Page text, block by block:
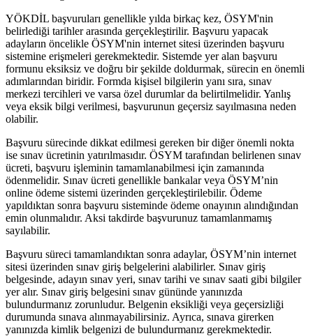
YÖKDİL başvuruları genellikle yılda birkaç kez, ÖSYM'nin
belirlediği tarihler arasında gerçekleştirilir. Başvuru yapacak
adayların öncelikle ÖSYM'nin internet sitesi üzerinden başvuru
sistemine erişmeleri gerekmektedir. Sistemde yer alan başvuru
formunu eksiksiz ve doğru bir şekilde doldurmak, sürecin en önemli
adımlarından biridir. Formda kişisel bilgilerin yanı sıra, sınav
merkezi tercihleri ve varsa özel durumlar da belirtilmelidir. Yanlış
veya eksik bilgi verilmesi, başvurunun geçersiz sayılmasına neden
olabilir.
Başvuru sürecinde dikkat edilmesi gereken bir diğer önemli nokta
ise sınav ücretinin yatırılmasıdır. ÖSYM tarafından belirlenen sınav
ücreti, başvuru işleminin tamamlanabilmesi için zamanında
ödenmelidir. Sınav ücreti genellikle bankalar veya ÖSYM’nin
online ödeme sistemi üzerinden gerçekleştirilebilir. Ödeme
yapıldıktan sonra başvuru sisteminde ödeme onayının alındığından
emin olunmalıdır. Aksi takdirde başvurunuz tamamlanmamış
sayılabilir.
Başvuru süreci tamamlandıktan sonra adaylar, ÖSYM’nin internet
sitesi üzerinden sınav giriş belgelerini alabilirler. Sınav giriş
belgesinde, adayın sınav yeri, sınav tarihi ve sınav saati gibi bilgiler
yer alır. Sınav giriş belgesini sınav gününde yanınızda
bulundurmanız zorunludur. Belgenin eksikliği veya geçersizliği
durumunda sınava alınmayabilirsiniz. Ayrıca, sınava girerken
yanınızda kimlik belgenizi de bulundurmanız gerekmektedir.